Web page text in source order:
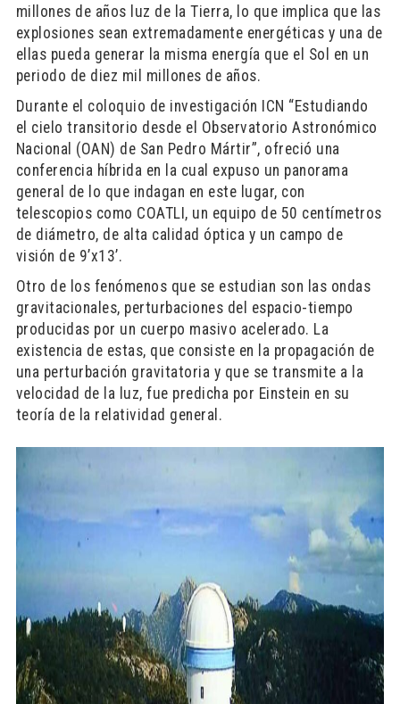
millones de años luz de la Tierra, lo que implica que las
explosiones sean extremadamente energéticas y una de
ellas pueda generar la misma energía que el Sol en un
periodo de diez mil millones de años.
Durante el coloquio de investigación ICN “Estudiando
el cielo transitorio desde el Observatorio Astronómico
Nacional (OAN) de San Pedro Mártir”, ofreció una
conferencia híbrida en la cual expuso un panorama
general de lo que indagan en este lugar, con
telescopios como COATLI, un equipo de 50 centímetros
de diámetro, de alta calidad óptica y un campo de
visión de 9’x13’.
Otro de los fenómenos que se estudian son las ondas
gravitacionales, perturbaciones del espacio-tiempo
producidas por un cuerpo masivo acelerado. La
existencia de estas, que consiste en la propagación de
una perturbación gravitatoria y que se transmite a la
velocidad de la luz, fue predicha por Einstein en su
teoría de la relatividad general.